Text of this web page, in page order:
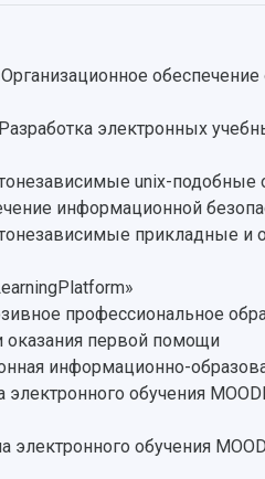
электронных
unix-подобные
информационной
прикладные
профессиональное
первой помощи
информационно-
обучения
обучения